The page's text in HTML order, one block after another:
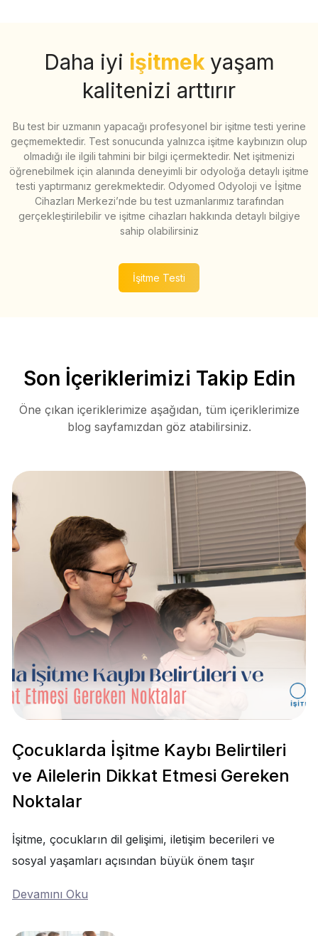
Daha iyi işitmek yaşam
kalitenizi arttırır
Bu test bir uzmanın yapacağı profesyonel bir işitme testi yerine
geçmemektedir. Test sonucunda yalnızca işitme kaybınızın olup
olmadığı ile ilgili tahmini bir bilgi içermektedir. Net işitmenizi
öğrenebilmek için alanında deneyimli bir odyoloğa detaylı işitme
testi yaptırmanız gerekmektedir. Odyomed Odyoloji ve İşitme
Cihazları Merkezi’nde bu test uzmanlarımız tarafından
gerçekleştirilebilir ve işitme cihazları hakkında detaylı bilgiye
sahip olabilirsiniz
İşitme Testi
Son İçeriklerimizi Takip Edin
Öne çıkan içeriklerimize aşağıdan, tüm içeriklerimize
blog sayfamızdan göz atabilirsiniz.
Çocuklarda İşitme Kaybı Belirtileri
ve Ailelerin Dikkat Etmesi Gereken
Noktalar
İşitme, çocukların dil gelişimi, iletişim becerileri ve
sosyal yaşamları açısından büyük önem taşır
Devamını Oku